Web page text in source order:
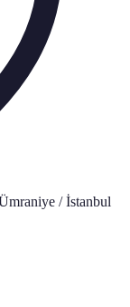
/ İstanbul